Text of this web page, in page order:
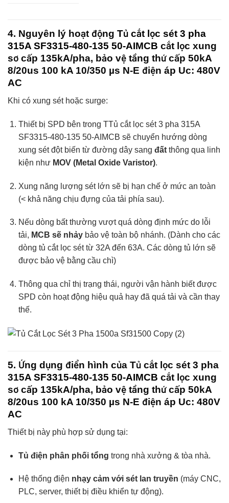
4. Nguyên lý hoạt động Tủ cắt lọc sét 3 pha
315A SF3315-480-135 50-AIMCB cắt lọc xung
sơ cấp 135kA/pha, bảo vệ tầng thứ cấp 50kA
8/20us 100 kA 10/350 µs N-E điện áp Uc: 480V
AC
Khi có xung sét hoặc surge:
Thiết bị SPD bên trong TTủ cắt lọc sét 3 pha 315A
SF3315-480-135 50-AIMCB sẽ chuyển hướng dòng
xung sét đột biến từ đường dây sang đấtthông qua linh
kiện như MOV (Metal Oxide Varistor).
Xung năng lượng sét lớn sẽ bị hạn chế ở mức an toàn
(< khả năng chịu đựng của tải phía sau).
Nếu dòng bất thường vượt quá dòng định mức do lỗi
tải, MCB sẽ nhảybảo vệ toàn bộ nhánh. (Dành cho các
dòng tủ cắt lọc sét từ 32A đến 63A. Các dòng tủ lớn sẽ
được bảo vệ bằng cầu chì)
Thông qua chỉ thị trạng thái, người vận hành biết được
SPD còn hoạt động hiệu quả hay đã quá tải và cần thay
thế.
5. Ứng dụng điển hình của Tủ cắt lọc sét 3 pha
315A SF3315-480-135 50-AIMCB cắt lọc xung
sơ cấp 135kA/pha, bảo vệ tầng thứ cấp 50kA
8/20us 100 kA 10/350 µs N-E điện áp Uc: 480V
AC
Thiết bị này phù hợp sử dụng tại:
Tủ điện phân phối tổng trong nhà xưởng & tòa nhà.
Hệ thống điện nhạy cảm với sét lan truyền (máy CNC,
PLC, server, thiết bị điều khiển tự động).